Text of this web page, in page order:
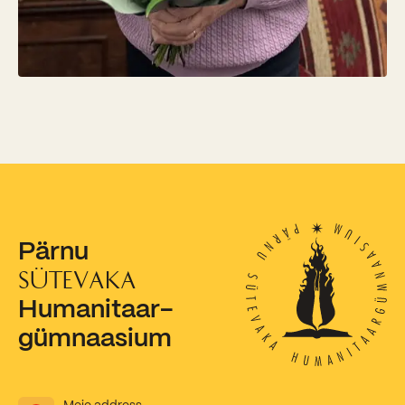
Kooliõde ja koolipsühholoogid
Pärnu
SÜTEVAKA
Humanitaar-
gümnaasium